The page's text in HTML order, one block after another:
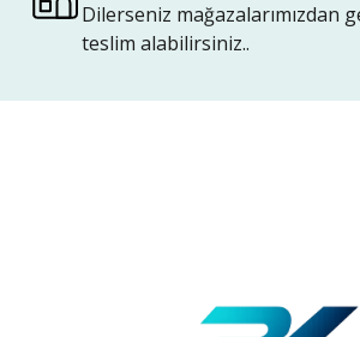
Dilerseniz mağazalarımızdan
teslim alabilirsiniz..